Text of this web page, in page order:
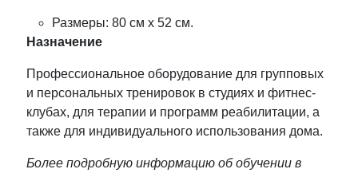
Размеры: 80 см х 52 см.
Назначение
Профессиональное оборудование для групповых
и персональных тренировок в студиях и фитнес-
клубах, для терапии и программ реабилитации, а
также для индивидуального использования дома.
Более подробную информацию об обучении в